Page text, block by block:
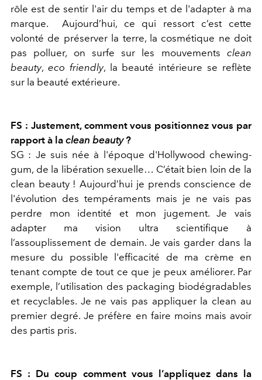
rôle est de sentir l'air du temps et de l'adapter à ma
marque. Aujourd’hui, ce qui ressort c’est cette
volonté de préserver la terre, la cosmétique ne doit
pas polluer, on surfe sur les mouvements clean
beauty, eco friendly, la beauté intérieure se reflète
sur la beauté extérieure.
FS : Justement, comment vous positionnez vous par
rapport à la clean beauty?
SG : Je suis née à l'époque d'Hollywood chewing-
gum, de la libération sexuelle… C’était bien loin de la
clean beauty ! Aujourd’hui je prends conscience de
l'évolution des tempéraments mais je ne vais pas
perdre mon identité et mon jugement. Je vais
adapter ma vision ultra scientifique à
l’assouplissement de demain. Je vais garder dans la
mesure du possible l'efficacité de ma crème en
tenant compte de tout ce que je peux améliorer. Par
exemple, l’utilisation des packaging biodégradables
et recyclables. Je ne vais pas appliquer la clean au
premier degré. Je préfère en faire moins mais avoir
des partis pris.
FS : Du coup comment vous l’appliquez dans la